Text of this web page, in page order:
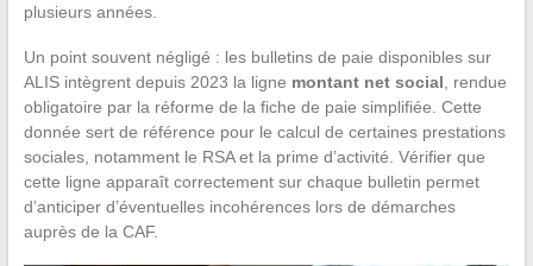
plusieurs années.
Un point souvent négligé : les bulletins de paie disponibles sur
ALIS intègrent depuis 2023 la ligne montant net social , rendue
obligatoire par la réforme de la fiche de paie simplifiée. Cette
donnée sert de référence pour le calcul de certaines prestations
sociales, notamment le RSA et la prime d’activité. Vérifier que
cette ligne apparaît correctement sur chaque bulletin permet
d’anticiper d’éventuelles incohérences lors de démarches
auprès de la CAF.